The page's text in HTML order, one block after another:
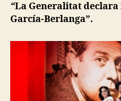
“La Generalitat declara
García-Berlanga”.